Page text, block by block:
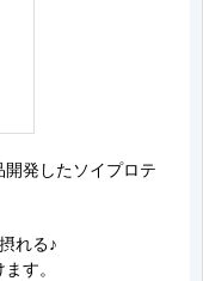
発したソイプロテ
れる♪
す。